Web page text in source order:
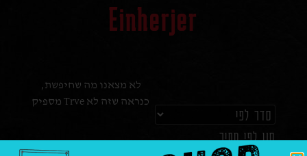
Einherjer
סנן לפי מחיר
לא מצאנו מה שחיפשת,
כנראה שזה לא Trve מספיק